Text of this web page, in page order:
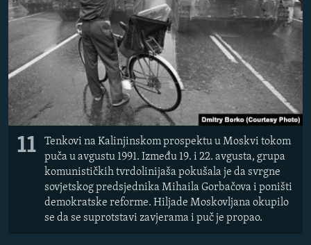
11
Tenkovi na Kalinjinskom prospektu u Moskvi tokom
puča u avgustu 1991. Između 19. i 22. avgusta, grupa
komunističkih tvrdolinijaša pokušala je da svrgne
sovjetskog predsjednika Mihaila Gorbačova i poništi
demokratske reforme. Hiljade Moskovljana okupilo
se da se suprotstavi zavjerama i puč je propao.